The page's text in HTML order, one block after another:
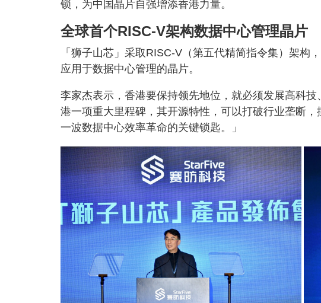
锁，为中国晶片自强增添香港力量。
全球首个RISC-V架构数据中心管理晶片
「狮子山芯」采取RISC-V（第五代精简指令集）架构
应用于数据中心管理的晶片。
李家杰表示，香港要保持领先地位，就必须发展高科
港一项重大里程碑，其开源特性，可以打破行业垄断
一波数据中心效率革命的关键锁匙。」